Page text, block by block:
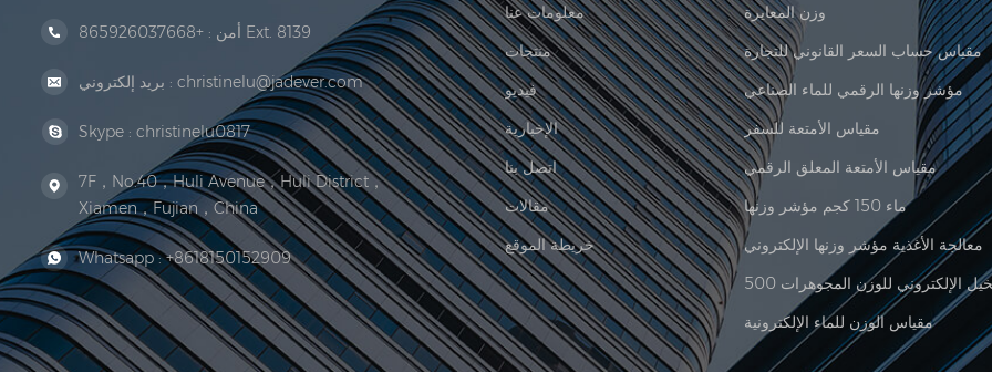
أمن : +865926037668 Ext. 8139
بريد إلكتروني : christinelu@jadever.com
Skype : christinelu0817
7F，No.40，Huli Avenue，Huli District，
Xiamen，Fujian，China
Whatsapp :+8618150152909
معلومات عنا
منتجات
فيديو
الإخبارية
اتصل بنا
مقالات
خريطة الموقع
وزن المعايرة
مقياس حساب السعر القانوني للتجارة
مؤشر وزنها الرقمي للماء الصناعي
مقياس الأمتعة للسفر
مقياس الأمتعة المعلق الرقمي
ماء 150 كجم مؤشر وزنها
معالجة الأغذية مؤشر وزنها الإلكتروني
مقياس الوزن للماء الإلكترونية